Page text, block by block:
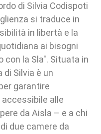
di Silvia Codispoti
si traduce in
in libertà e la
ai bisogni
con la Sla". Situata in
di Silvia è un
garantire
accessibile alle
da Aisla – e a chi
due camere da